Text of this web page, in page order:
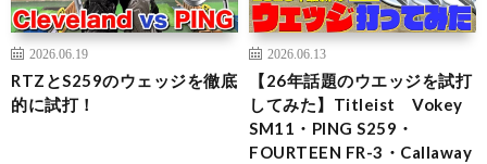
2026.06.19
RTZとS259のウェッジを徹底
的に試打！
2026.06.13
【26年話題のウエッジを試打
してみた】Titleist Vokey
SM11・PING S259・
FOURTEEN FR-3・Callaway